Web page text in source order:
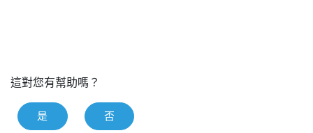
這對您有幫助嗎？
是 否